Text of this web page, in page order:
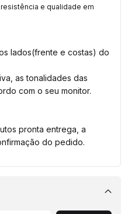
e qualidade em
lados(frente e costas) do
as tonalidades das
com o seu monitor.
pronta entrega, a
do pedido.
Alterar CEP